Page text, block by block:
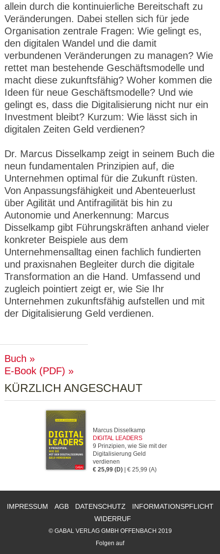
allein durch die kontinuierliche Bereitschaft zu
Veränderungen. Dabei stellen sich für jede
Organisation zentrale Fragen: Wie gelingt es,
den digitalen Wandel und die damit
verbundenen Veränderungen zu managen? Wie
rettet man bestehende Geschäftsmodelle und
macht diese zukunftsfähig? Woher kommen die
Ideen für neue Geschäftsmodelle? Und wie
gelingt es, dass die Digitalisierung nicht nur ein
Investment bleibt? Kurzum: Wie lässt sich in
digitalen Zeiten Geld verdienen?
Dr. Marcus Disselkamp zeigt in seinem Buch die
neun fundamentalen Prinzipien auf, die
Unternehmen optimal für die Zukunft rüsten.
Von Anpassungsfähigkeit und Abenteuerlust
über Agilität und Antifragilität bis hin zu
Autonomie und Anerkennung: Marcus
Disselkamp gibt Führungskräften anhand vieler
konkreter Beispiele aus dem
Unternehmensalltag einen fachlich fundierten
und praxisnahen Begleiter durch die digitale
Transformation an die Hand. Umfassend und
zugleich pointiert zeigt er, wie Sie Ihr
Unternehmen zukunftsfähig aufstellen und mit
der Digitalisierung Geld verdienen.
Buch
E-Book (PDF)
KÜRZLICH ANGESCHAUT
Marcus Disselkamp
DIGITAL LEADERS
9 Prinzipien, wie Sie mit der
Digitalisierung Geld
verdienen
€ 25,99 (D) | € 25,99 (A)
IMPRESSUM AGB DATENSCHUTZ
INFORMATIONSPFLICHT
WIDERRUF
© GABAL VERLAG GMBH OFFENBACH 2019
Folgen auf